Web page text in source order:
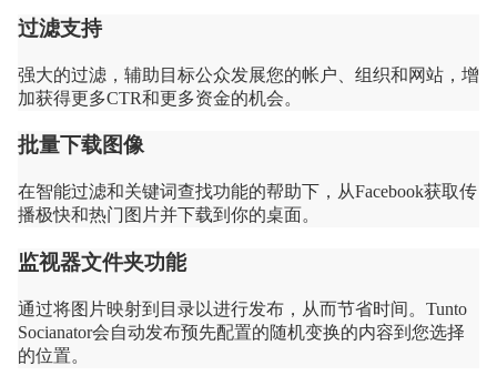
过滤支持
强大的过滤，辅助目标公众发展您的帐户、组织和网站，增
加获得更多CTR和更多资金的机会。
批量下载图像
在智能过滤和关键词查找功能的帮助下，从Facebook获取传
播极快和热门图片并下载到你的桌面。
监视器文件夹功能
通过将图片映射到目录以进行发布，从而节省时间。Tunto
Socianator会自动发布预先配置的随机变换的内容到您选择
的位置。